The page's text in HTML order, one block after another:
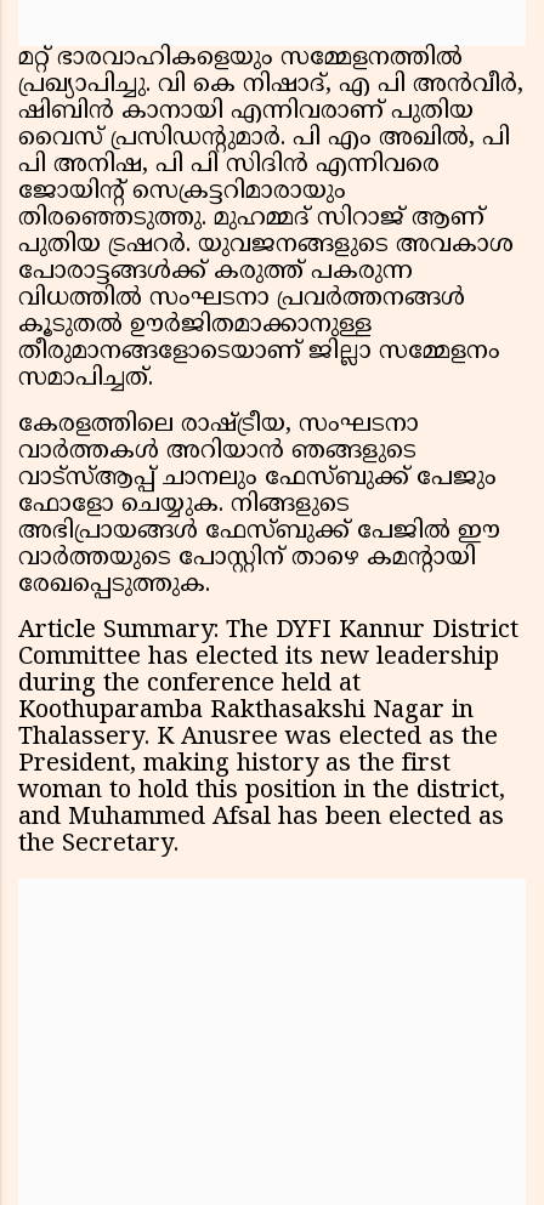
മറ്റ് ഭാരവാഹികളെയും സമ്മേളനത്തിൽ
പ്രഖ്യാപിച്ചു. വി കെ നിഷാദ്, എ പി അൻവീർ,
ഷിബിൻ കാനായി എന്നിവരാണ് പുതിയ
വൈസ് പ്രസിഡൻ്റുമാർ. പി എം അഖിൽ, പി
പി അനിഷ, പി പി സിദിൻ എന്നിവരെ
ജോയിൻ്റ് സെക്രട്ടറിമാരായും
തിരഞ്ഞെടുത്തു. മുഹമ്മദ് സിറാജ് ആണ്
പുതിയ ട്രഷറർ. യുവജനങ്ങളുടെ അവകാശ
പോരാട്ടങ്ങൾക്ക് കരുത്ത് പകരുന്ന
വിധത്തിൽ സംഘടനാ പ്രവർത്തനങ്ങൾ
കൂടുതൽ ഊർജിതമാക്കാനുള്ള
തീരുമാനങ്ങളോടെയാണ് ജില്ലാ സമ്മേളനം
സമാപിച്ചത്.
കേരളത്തിലെ രാഷ്ട്രീയ, സംഘടനാ
വാർത്തകൾ അറിയാൻ ഞങ്ങളുടെ
വാട്സ്ആപ്പ് ചാനലും ഫേസ്ബുക്ക് പേജും
ഫോളോ ചെയ്യുക. നിങ്ങളുടെ
അഭിപ്രായങ്ങൾ ഫേസ്ബുക്ക് പേജിൽ ഈ
വാർത്തയുടെ പോസ്റ്റിന് താഴെ കമൻ്റായി
രേഖപ്പെടുത്തുക.
Article Summary: The DYFI Kannur District
Committee has elected its new leadership
during the conference held at
Koothuparamba Rakthasakshi Nagar in
Thalassery. K Anusree was elected as the
President, making history as the first
woman to hold this position in the district,
and Muhammed Afsal has been elected as
the Secretary.